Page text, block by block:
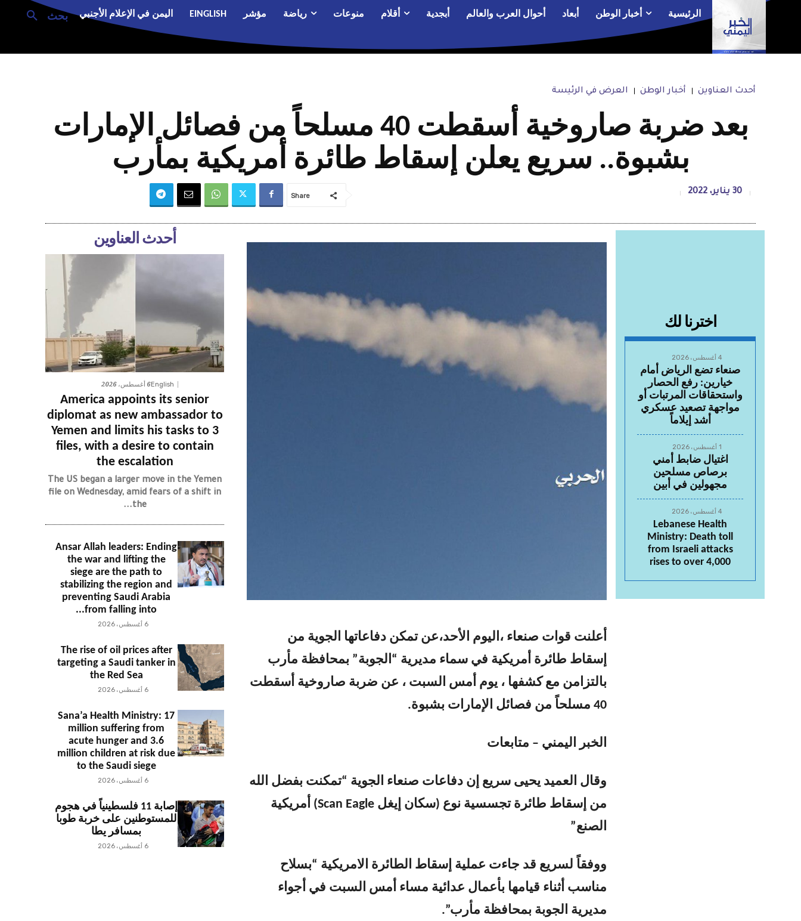
بحث الرئيسية أخبار الوطن أبعاد أحوال العرب والعالم أبجدية أقلام منوعات رياضة مؤشر EINGLISH اليمن في الإعلام الأجنبي
أحدث العناوين أخبار الوطن العرض في الرئيسة
بعد ضربة صاروخية أسقطت 40 مسلحاً من فصائل الإمارات
بشبوة.. سريع يعلن إسقاط طائرة أمريكية بمأرب
30 يناير، 2022 Share
اخترنا لك
4 أغسطس، 2026
صنعاء تضع الرياض أمام
خيارين: رفع الحصار
واستحقاقات المرتبات أو
مواجهة تصعيد عسكري
أشد إيلاماً
1 أغسطس، 2026
اغتيال ضابط أمني
برصاص مسلحين
مجهولين في أبين
4 أغسطس، 2026
Lebanese Health
Ministry: Death toll
from Israeli attacks
rises to over 4,000
أعلنت قوات صنعاء ،اليوم الأحد،عن تمكن دفاعاتها الجوية من
إسقاط طائرة أمريكية في سماء مديرية “الجوبة” بمحافظة مأرب
بالتزامن مع كشفها ، يوم أمس السبت ، عن ضربة صاروخية أسقطت
40 مسلحاً من فصائل الإمارات بشبوة.
الخبر اليمني – متابعات
وقال العميد يحيى سريع إن دفاعات صنعاء الجوية “تمكنت بفضل الله
من إسقاط طائرة تجسسية نوع (سكان إيغل Scan Eagle) أمريكية
الصنع”
ووفقاً لسريع قد جاءت عملية إسقاط الطائرة الامريكية “بسلاح
مناسب أثناء قيامها بأعمال عدائية مساء أمس السبت في أجواء
مديرية الجوبة بمحافظة مأرب”.
أحدث العناوين
English6 أغسطس، 2026
America appoints its senior
diplomat as new ambassador to
Yemen and limits his tasks to 3
files, with a desire to contain
the escalation
The US began a larger move in the Yemen
file on Wednesday, amid fears of a shift in
the...
Ansar Allah leaders: Ending
the war and lifting the
siege are the path to
stabilizing the region and
preventing Saudi Arabia
from falling into...
6 أغسطس، 2026
The rise of oil prices after
targeting a Saudi tanker in
the Red Sea
6 أغسطس، 2026
Sana’a Health Ministry: 17
million suffering from
acute hunger and 3.6
million children at risk due
to the Saudi siege
6 أغسطس، 2026
إصابة 11 فلسطينياً في هجوم
للمستوطنين على خربة طوبا
بمسافر يطا
6 أغسطس، 2026